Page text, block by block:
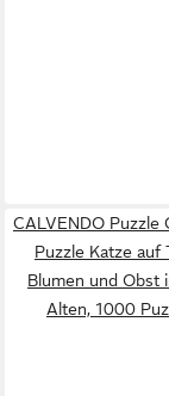
CALVENDO Puzzle
Puzzle Katze auf
Blumen und Obst
Alten, 1000